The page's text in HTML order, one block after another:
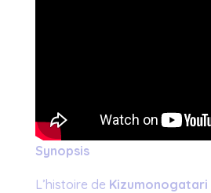
Synopsis
L’histoire de Kizumonogatari